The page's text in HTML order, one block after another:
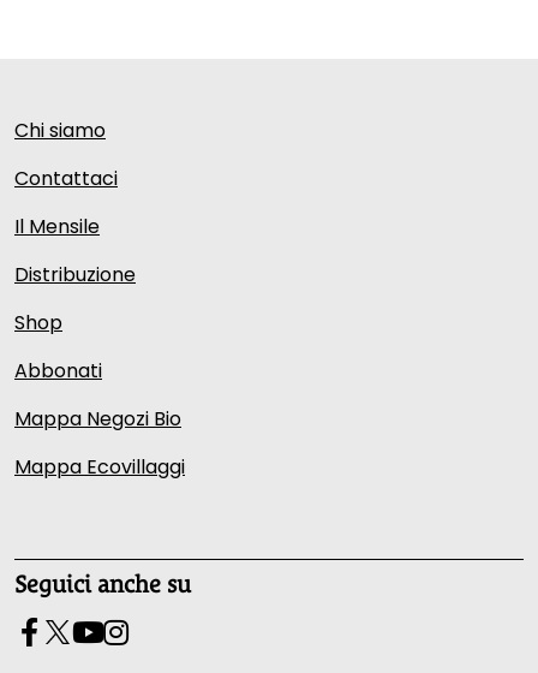
Chi siamo
Contattaci
Il Mensile
Distribuzione
Shop
Abbonati
Mappa Negozi Bio
Mappa Ecovillaggi
Seguici anche su